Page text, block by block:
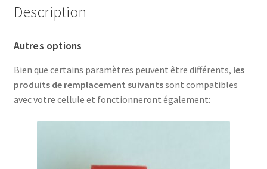
Description
Autres options
Bien que certains paramètres peuvent être différents, les
produits de remplacement suivantssont compatibles
avec votre cellule et fonctionneront également: